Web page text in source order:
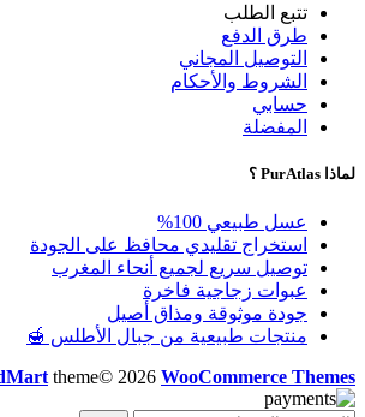
تتبع الطلب
طرق الدفع
التوصيل المجاني
الشروط والأحكام
حسابي
المفضلة
لماذا PurAtlas ؟
عسل طبيعي 100%
استخراج تقليدي محافظ على الجودة
توصيل سريع لجميع أنحاء المغرب
عبوات زجاجية فاخرة
جودة موثوقة ومذاق أصيل
منتجات طبيعية من جبال الأطلس 🍯
theme© 2026 WooCommerce Themes